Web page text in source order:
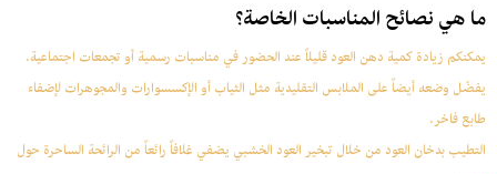
ما هي نصائح المناسبات الخاصة؟
يمكنكم زيادة كمية دهن العود قليلاً عند الحضور في مناسبات رسمية أو تجمعات اجتماعية.
يفضّل وضعه أيضاً على الملابس التقليدية مثل الثياب أو الإكسسوارات والمجوهرات لإضفاء
طابع فاخر.
التطيب بدخان العود من خلال تبخير العود الخشبي يضفي غلافاً رائعاً من الرائحة الساحرة حول